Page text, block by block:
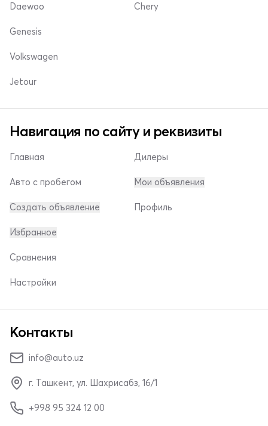
Daewoo Chery
Genesis
Volkswagen
Jetour
Навигация по сайту и реквизиты
Главная
Авто с пробегом
Создать объявление
Дилеры
Мои объявления
Профиль
Избранное
Сравнения
Настройки
Контакты
info@auto.uz
г. Ташкент, ул. Шахрисабз, 16/1
+998 95 324 12 00